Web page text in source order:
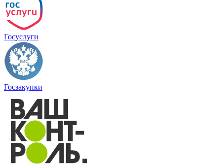
Госуслуги
Госзакупки